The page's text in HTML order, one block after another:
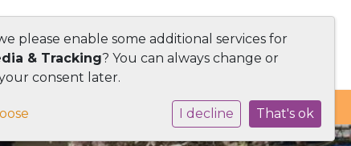
please enable some additional services for
& Tracking? You can always change or
consent later.
I decline That's ok